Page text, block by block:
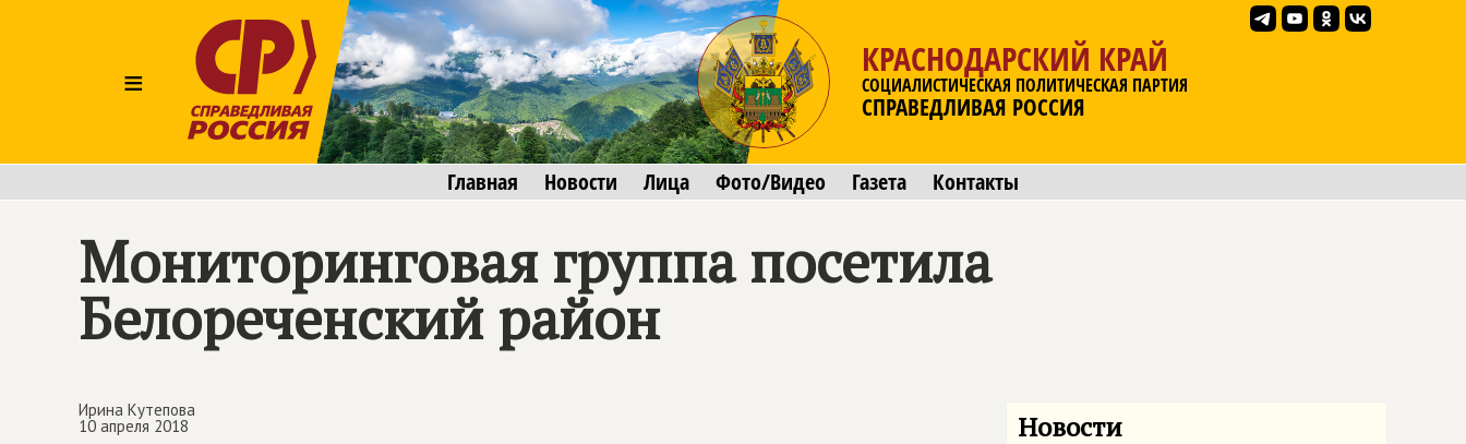
≡
КРАСНОДАРСКИЙ КРАЙ
СОЦИАЛИСТИЧЕСКАЯ ПОЛИТИЧЕСКАЯ ПАРТИЯ
СПРАВЕДЛИВАЯ РОССИЯ
Главная Новости Лица Фото/Видео Газета Контакты
Мониторинговая группа посетила
Белореченский район
Ирина Кутепова
10 апреля 2018 Новости